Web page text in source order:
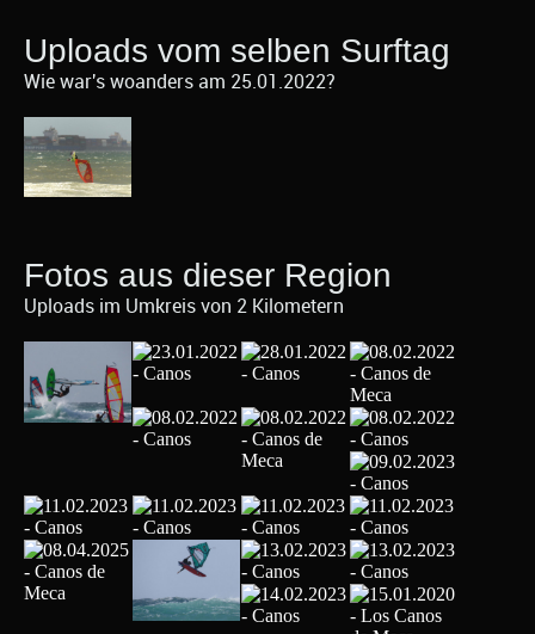
Uploads vom selben Surftag
Wie war's woanders am 25.01.2022?
Fotos aus dieser Region
Uploads im Umkreis von 2 Kilometern